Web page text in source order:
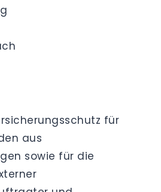
für
aus
sowie für die